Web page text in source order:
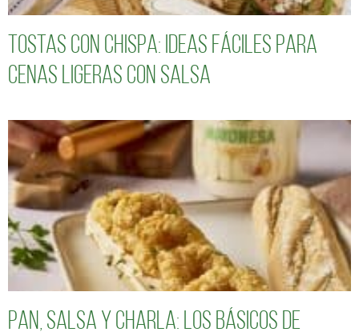
Tostas con chispa: ideas fáciles para
cenas ligeras con salsa
Pan, salsa y charla: los básicos de